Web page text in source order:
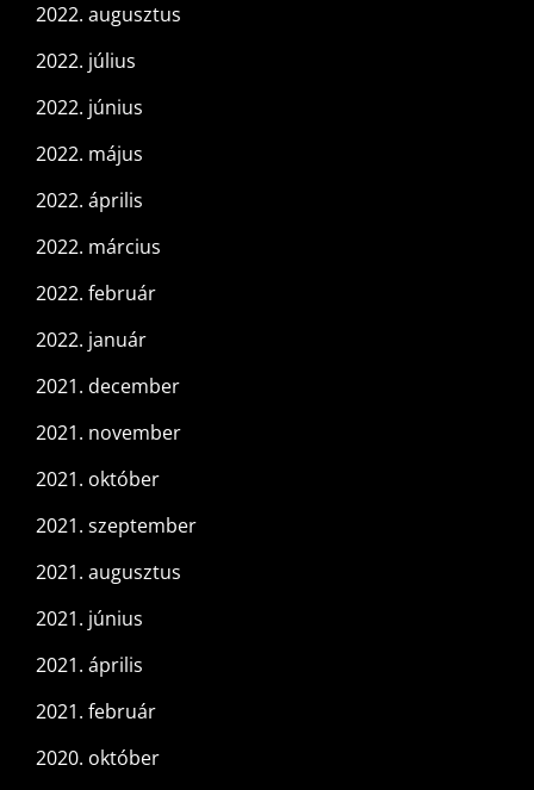
2022. augusztus
2022. július
2022. június
2022. május
2022. április
2022. március
2022. február
2022. január
2021. december
2021. november
2021. október
2021. szeptember
2021. augusztus
2021. június
2021. április
2021. február
2020. október